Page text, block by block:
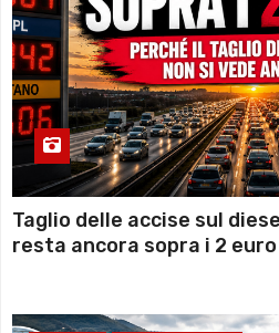
Taglio delle accise sul
resta ancora sopra i 2